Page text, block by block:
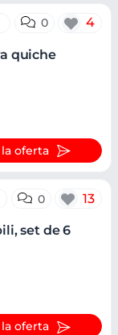
0 4
quiche
la oferta
0 13
set de 6
la oferta